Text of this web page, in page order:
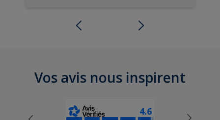
Vos avis nous inspirent
4.6